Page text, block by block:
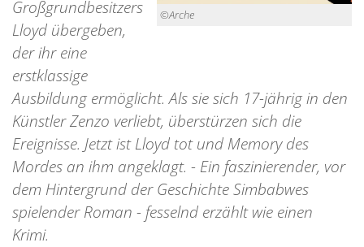
©Arche
Großgrundbesitzers
Lloyd übergeben,
der ihr eine
erstklassige
Ausbildung ermöglicht. Als sie sich 17-jährig in den
Künstler Zenzo verliebt, überstürzen sich die
Ereignisse. Jetzt ist Lloyd tot und Memory des
Mordes an ihm angeklagt. - Ein faszinierender, vor
dem Hintergrund der Geschichte Simbabwes
spielender Roman - fesselnd erzählt wie einen
Krimi.